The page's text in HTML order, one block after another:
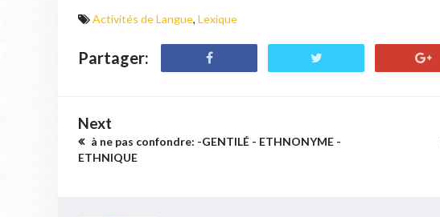
Activités de Langue, Lexique
Partager:
Next
à ne pas confondre: -GENTILÉ - ETHNONYME -
ETHNIQUE